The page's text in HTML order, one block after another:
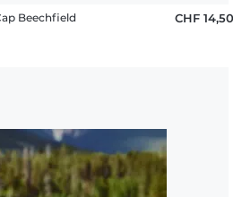
Beechfield CHF 14,50